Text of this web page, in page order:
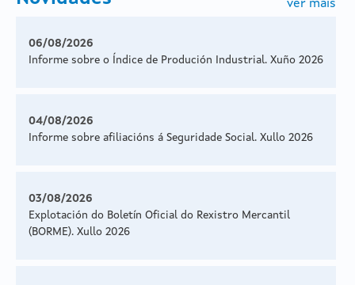
ver máis
06/08/2026
Informe sobre o Índice de Produción Industrial. Xuño 2026
04/08/2026
Informe sobre afiliacións á Seguridade Social. Xullo 2026
03/08/2026
Explotación do Boletín Oficial do Rexistro Mercantil
(BORME). Xullo 2026